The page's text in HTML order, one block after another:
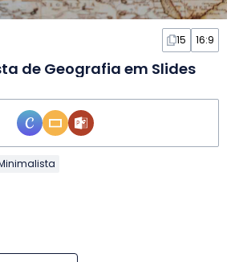
15 16:9
de Geografia em Slides